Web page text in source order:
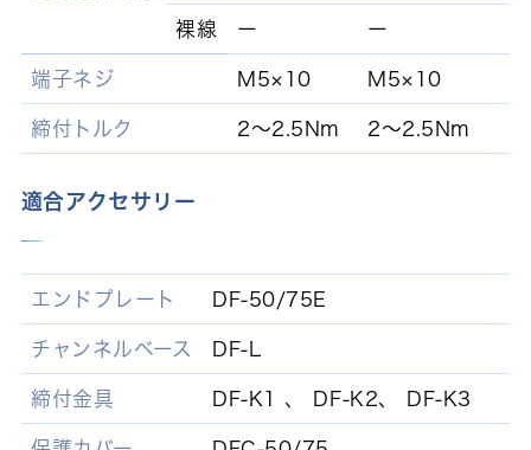
裸線 ー ー
端子ネジ M5×10 M5×10
締付トルク 2～2.5Nm 2～2.5Nm
適合アクセサリー
エンドプレート DF-50/75E
チャンネルベース DF-L
締付金具 DF-K1 、 DF-K2、 DF-K3